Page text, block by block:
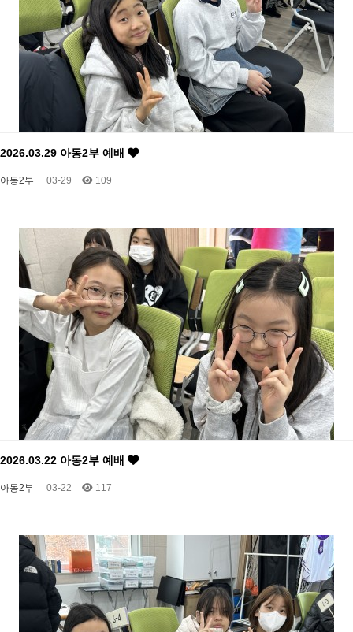
2026.03.29 아동2부 예배
아동2부 03-29 109
2026.03.22 아동2부 예배
아동2부 03-22 117